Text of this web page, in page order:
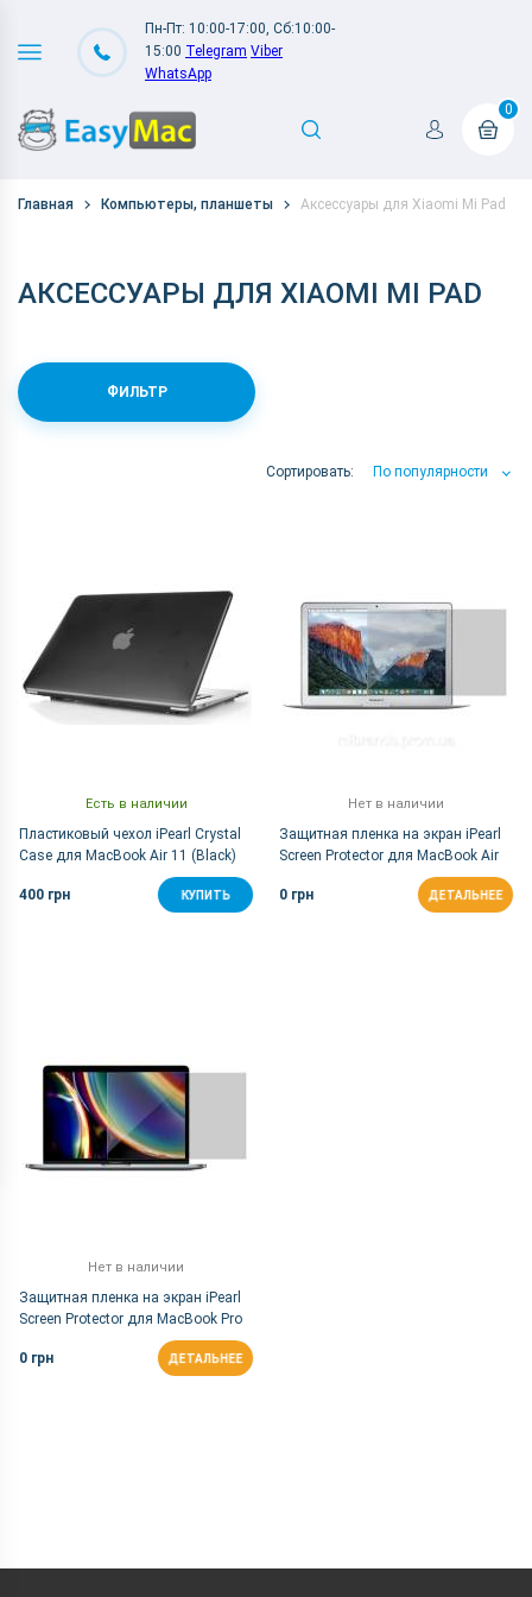
Пн-Пт: 10:00-17:00, Сб:10:00-
15:00 Telegram Viber
WhatsApp
0
Главная Компьютеры, планшеты Аксессуары для Xiaomi Mi Pad
АКСЕССУАРЫ ДЛЯ XIAOMI MI PAD
ФИЛЬТР
Сортировать: По популярности
По популярности
Есть в наличии
Пластиковый чехол iPearl Crystal
Case для MacBook Air 11 (Black)
400 грн КУПИТЬ
Нет в наличии
Защитная пленка на экран iPearl
Screen Protector для MacBook Air
0 грн
ДЕТАЛЬНЕЕ
Нет в наличии
Защитная пленка на экран iPearl
Screen Protector для MacBook Pro
0 грн
ДЕТАЛЬНЕЕ